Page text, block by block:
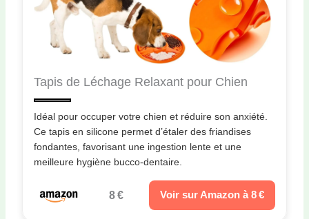
Tapis de Léchage Relaxant pour Chien
Idéal pour occuper votre chien et réduire son anxiété.
Ce tapis en silicone permet d’étaler des friandises
fondantes, favorisant une ingestion lente et une
meilleure hygiène bucco-dentaire.
8 € Voir sur Amazon à 8 €